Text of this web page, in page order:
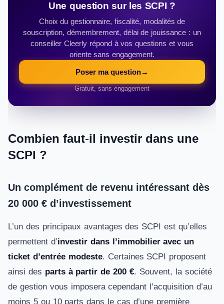
Une question sur les SCPI ?
Choix du gestionnaire, fiscalité, modalités de
souscription, démembrement, délai de jouissance : un
conseiller Cleerly répond à vos questions et vous
oriente sans engagement.
Poser ma question→
Gratuit, sans engagement
Combien faut-il investir dans une
SCPI ?
Un complément de revenu intéressant dès
20 000 € d’investissement
L’un des principaux avantages des SCPI est qu’elles
permettent d’investir dans l’immobilier avec un
ticket d’entrée modeste. Certaines SCPI proposent
ainsi des parts à partir de 200 €. Souvent, la société
de gestion vous imposera cependant l’acquisition d’au
moins 5 ou 10 parts dans le cas d’une première